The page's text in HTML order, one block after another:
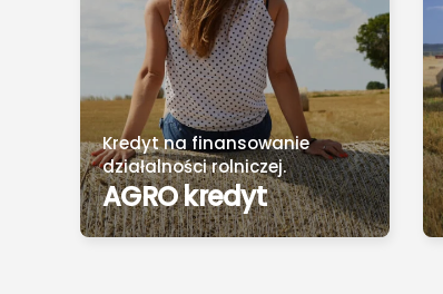
Kredyt na finansowanie
działalności rolniczej.
AGRO kredyt